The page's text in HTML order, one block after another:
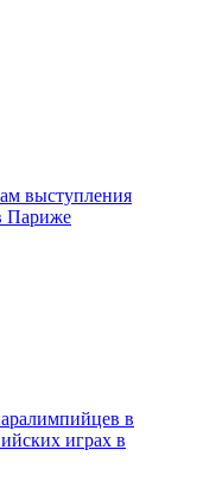
выступления
Париже
в
играх в